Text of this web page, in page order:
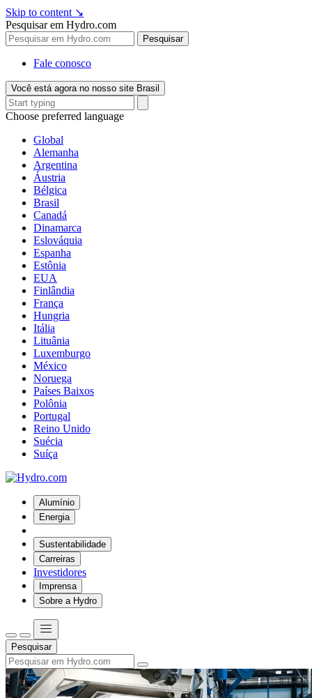
Skip to content ↘
Pesquisar em Hydro.com
Pesquisar
Fale conosco
Você está agora no nosso site Brasil
Choose preferred language
Global
Alemanha
Argentina
Áustria
Bélgica
Brasil
Canadá
Dinamarca
Eslováquia
Espanha
Estônia
EUA
Finlândia
França
Hungria
Itália
Lituânia
Luxemburgo
México
Noruega
Países Baixos
Polônia
Portugal
Reino Unido
Suécia
Suíça
Alumínio
Energia
Sustentabilidade
Carreiras
Investidores
Imprensa
Sobre a Hydro
Pesquisar